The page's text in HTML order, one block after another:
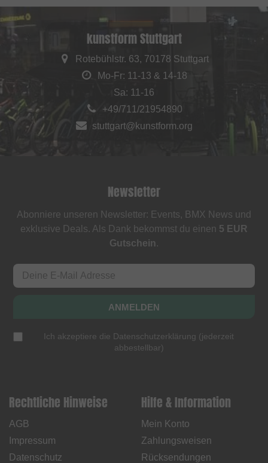
kunstform Stuttgart
Rotebühlstr. 63, 70178 Stuttgart
Mo-Fr: 11-13 & 14-18
Sa: 11-16
+49/711/21954890
stuttgart@kunstform.org
Newsletter
Abonniere unseren Newsletter: Events, BMX News und
exklusive Deals. Als Dank bekommst du einen 5 EUR
Gutschein.
ANMELDEN
Ich akzeptiere die Datenschutzerklärung (jederzeit
abbestellbar)
Rechtliche Hinweise
AGB
Impressum
Datenschutz
Hilfe & Information
Mein Konto
Zahlungsweisen
Rücksendungen